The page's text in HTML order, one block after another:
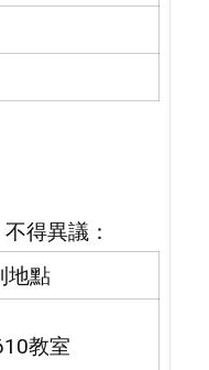
得異議：
地點
教室